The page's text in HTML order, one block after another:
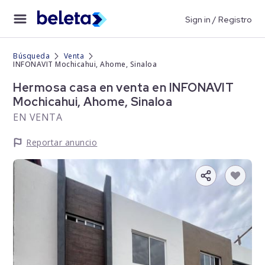
Sign in / Registro
Búsqueda
Venta
INFONAVIT Mochicahui, Ahome, Sinaloa
Hermosa casa en venta en INFONAVIT
Mochicahui, Ahome, Sinaloa
EN VENTA
Reportar anuncio